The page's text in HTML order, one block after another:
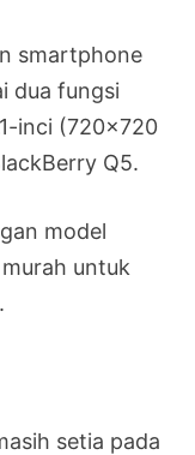
smartphone
dua fungsi
inci (720×720
Q5.
model
untuk
setia pada